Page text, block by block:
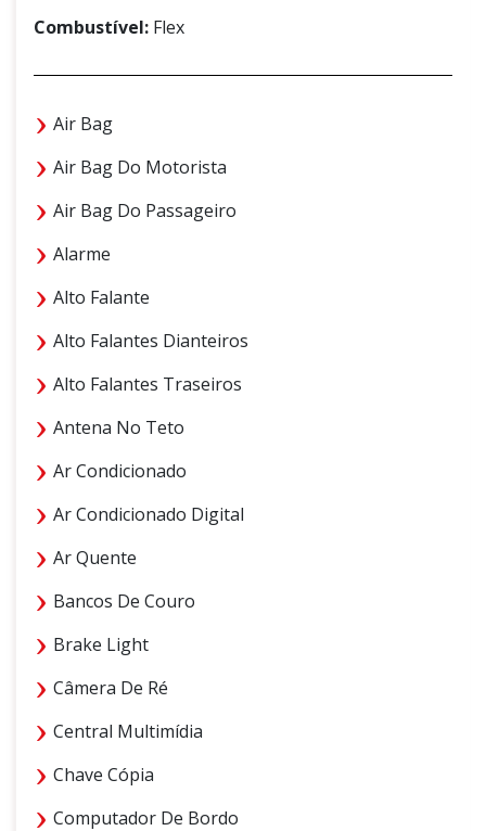
Combustível: Flex
Air Bag
Air Bag Do Motorista
Air Bag Do Passageiro
Alarme
Alto Falante
Alto Falantes Dianteiros
Alto Falantes Traseiros
Antena No Teto
Ar Condicionado
Ar Condicionado Digital
Ar Quente
Bancos De Couro
Brake Light
Câmera De Ré
Central Multimídia
Chave Cópia
Computador De Bordo